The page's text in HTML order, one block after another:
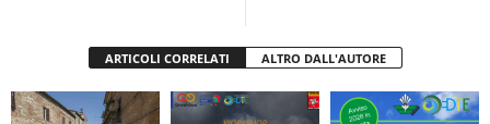
ARTICOLI CORRELATI ALTRO DALL'AUTORE